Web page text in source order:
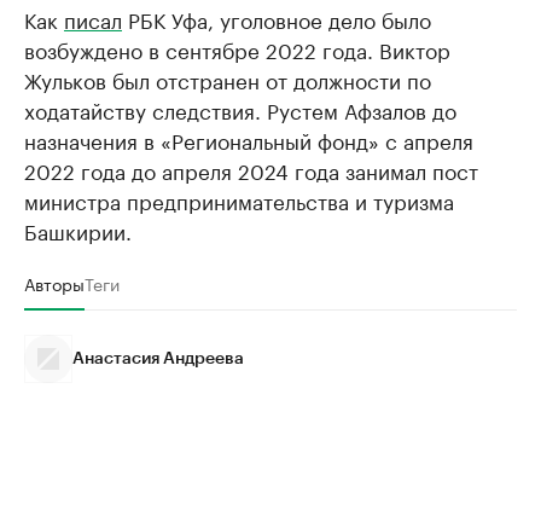
Как писал РБК Уфа, уголовное дело было
возбуждено в сентябре 2022 года. Виктор
Жульков был отстранен от должности по
ходатайству следствия. Рустем Афзалов до
назначения в «Региональный фонд» с апреля
2022 года до апреля 2024 года занимал пост
министра предпринимательства и туризма
Башкирии.
АвторыТеги
Анастасия Андреева